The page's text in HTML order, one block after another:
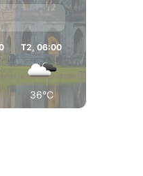
T2, 06:00
36°C